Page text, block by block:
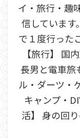
イ・旅行・趣
信しています
で１度行った
【旅行】 国
長男と電車旅
ル・ダーツ・
キャンプ・
活】 身の回